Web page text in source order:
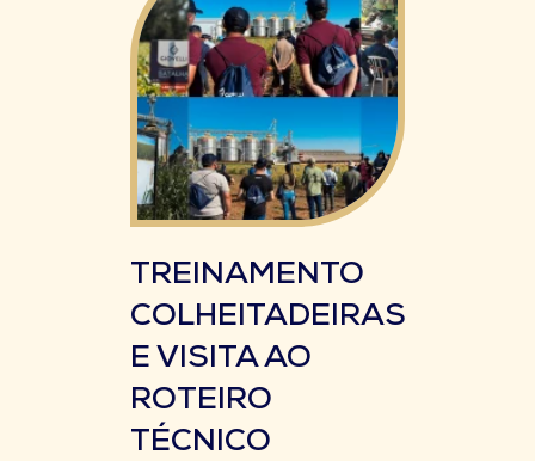
TREINAMENTO
COLHEITADEIRAS
E VISITA AO
ROTEIRO
TÉCNICO